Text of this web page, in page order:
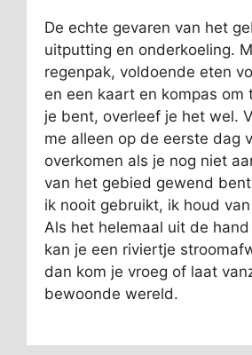
De echte gevaren van het
uitputting en onderkoeling.
regenpak, voldoende eten
en een kaart en kompas om
je bent, overleef je het wel.
me alleen op de eerste dag
overkomen als je nog niet
van het gebied gewend
ik nooit gebruikt, ik houd
Als het helemaal uit de
kan je een riviertje
dan kom je vroeg of laat
bewoonde wereld.